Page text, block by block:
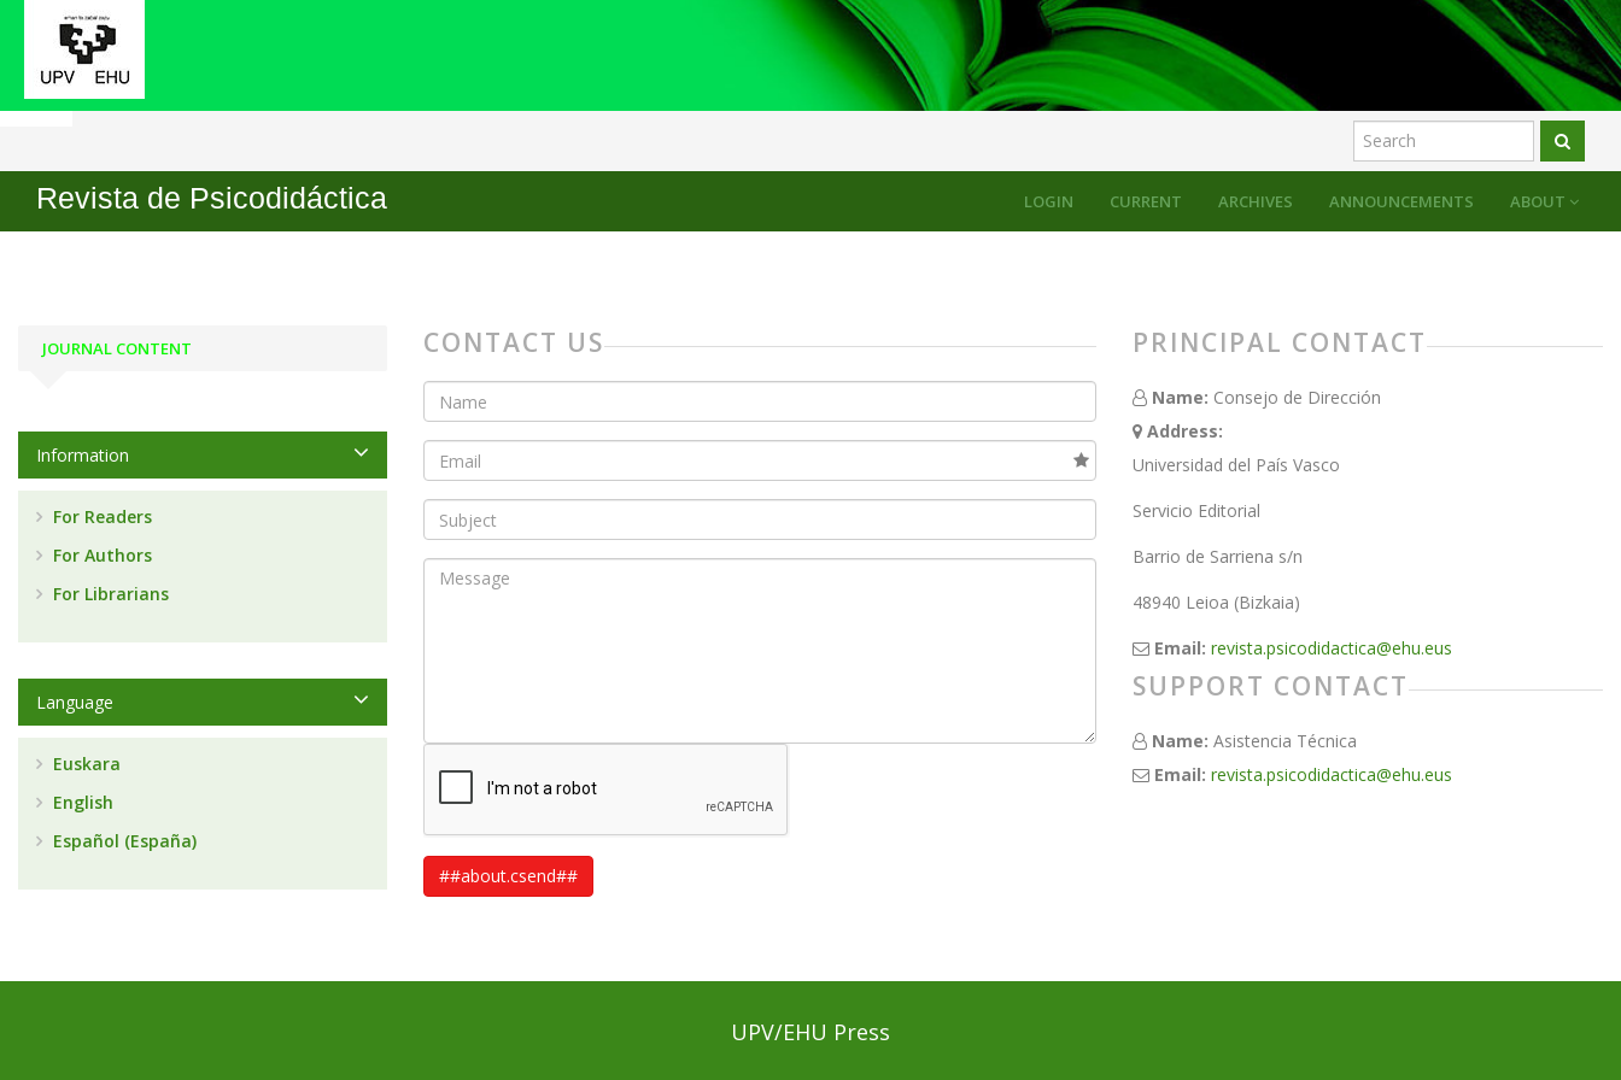
CURRENT ARCHIVES ANNOUNCEMENTS ABOUT
LOGIN
Revista de Psicodidáctica
Home Contact
CONTACT US
##about.csend##
PRINCIPAL CONTACT
Name: Consejo de Dirección
Address:
Universidad del País Vasco
Servicio Editorial
Barrio de Sarriena s/n
48940 Leioa (Bizkaia)
Email: revista.psicodidactica@ehu.eus
SUPPORT CONTACT
Name: Asistencia Técnica
Email: revista.psicodidactica@ehu.eus
JOURNAL CONTENT
Information
For Readers
For Authors
For Librarians
Language
Euskara
English
Español (España)
UPV/EHU Press